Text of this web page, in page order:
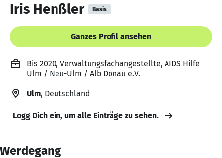
Iris Henßler Basis
Ganzes Profil ansehen
Bis 2020, Verwaltungsfachangestellte, AIDS Hilfe
Ulm / Neu-Ulm / Alb Donau e.V.
Ulm, Deutschland
Logg Dich ein, um alle Einträge zu sehen.
Werdegang